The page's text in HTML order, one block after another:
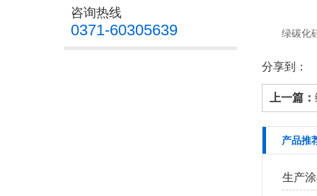
咨询热线
0371-60305639 绿碳化硅
分享到：
上一篇：
产品推
生产